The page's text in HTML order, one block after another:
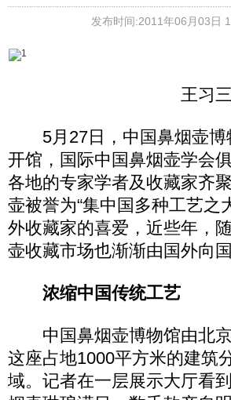
发布时间:2011年06月03日
王习
5月27日，中国鼻烟壶博
开馆，国际中国鼻烟壶学会
各地的专家学者及收藏家齐
壶被誉为“集中国多种工艺之
外收藏家的喜爱，近些年，
壶收藏市场也渐渐由国外向国
浓缩中国传统工艺
中国鼻烟壶博物馆由北京
这座占地1000平方米的建筑
域。记者在一层展示大厅看